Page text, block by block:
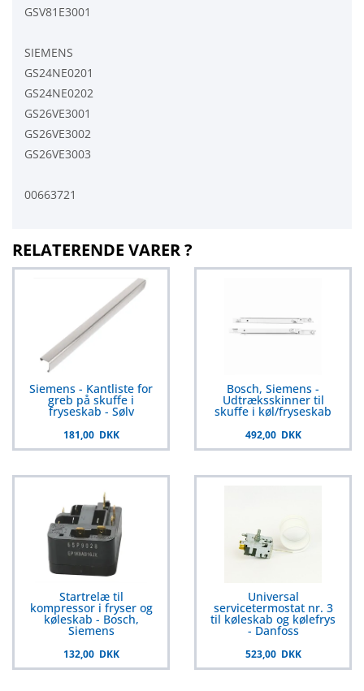
GSV81E3001
SIEMENS
GS24NE0201
GS24NE0202
GS26VE3001
GS26VE3002
GS26VE3003
00663721
RELATERENDE VARER ?
Siemens - Kantliste for
greb på skuffe i
fryseskab - Sølv
181,00 DKK
Bosch, Siemens -
Udtræksskinner til
skuffe i køl/fryseskab
492,00 DKK
Startrelæ til
kompressor i fryser og
køleskab - Bosch,
Siemens
132,00 DKK
Universal
servicetermostat nr. 3
til køleskab og kølefrys
- Danfoss
523,00 DKK